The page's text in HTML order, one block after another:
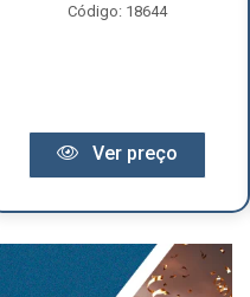
Código: 18644
Ver preço